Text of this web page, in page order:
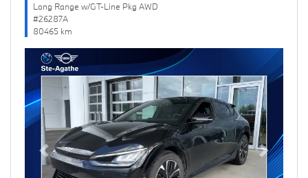
Long Range w/GT-Line Pkg AWD
#26287A
80465 km
Previous Next